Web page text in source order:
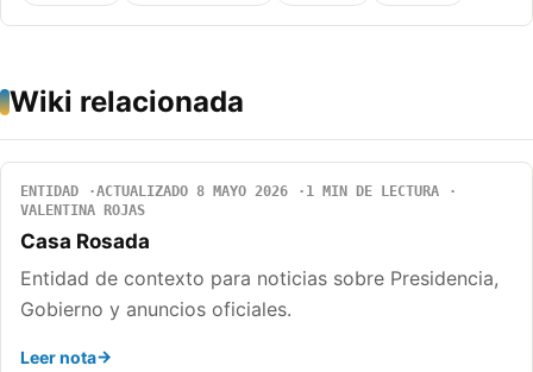
Wiki relacionada
ENTIDAD ACTUALIZADO 8 MAYO 2026
1 MIN DE LECTURA
VALENTINA ROJAS
Casa Rosada
Entidad de contexto para noticias sobre Presidencia,
Gobierno y anuncios oficiales.
Leer nota